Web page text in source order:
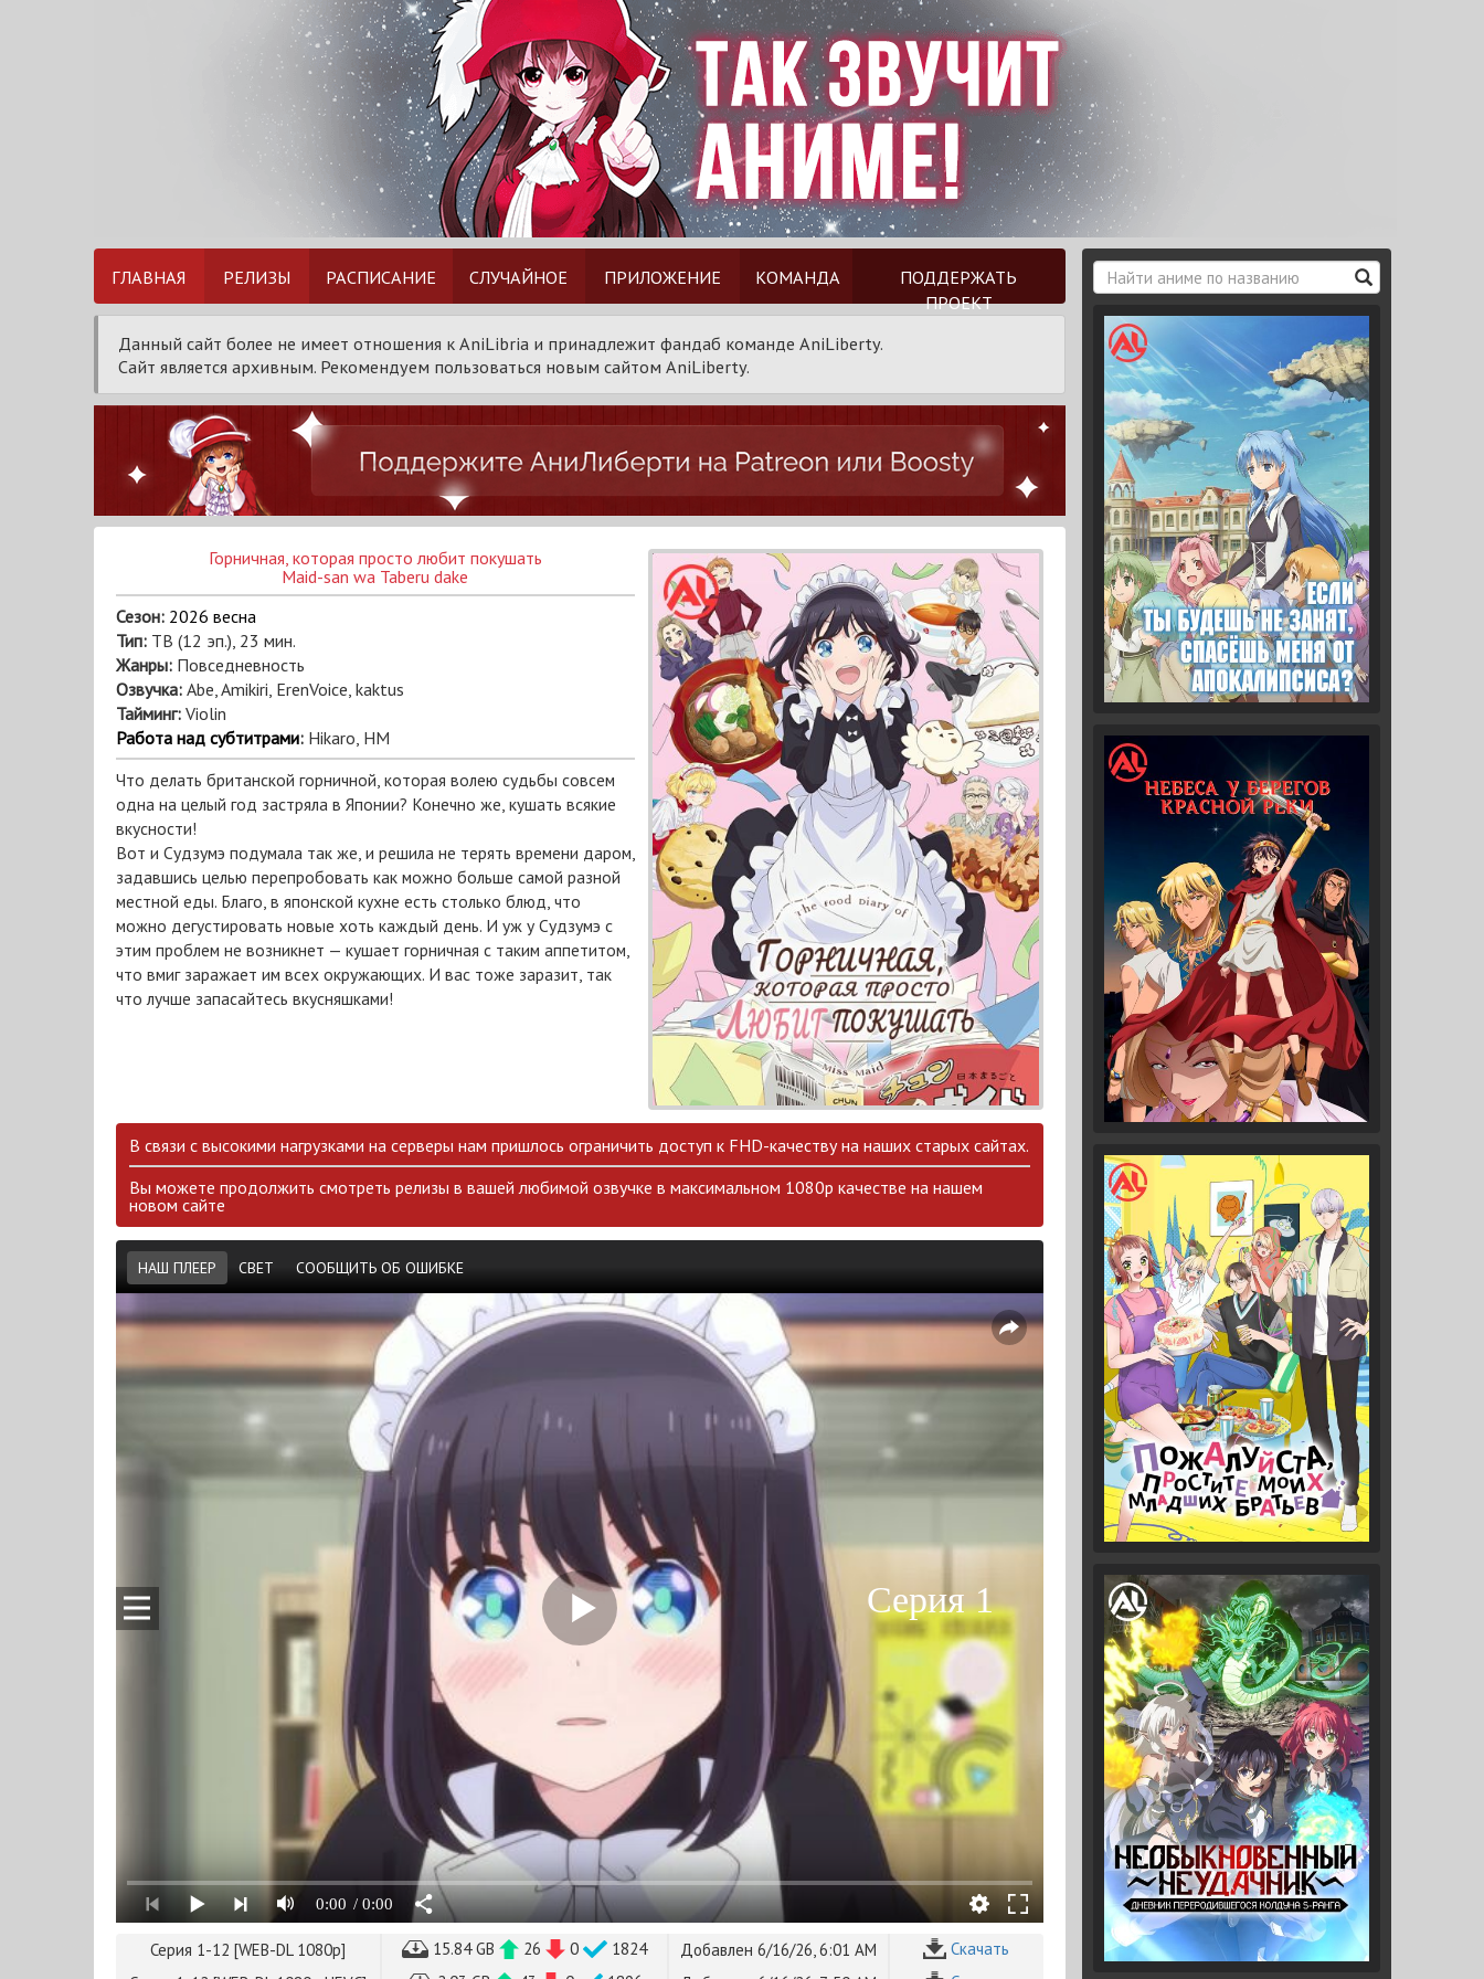
ГЛАВНАЯ РЕЛИЗЫ РАСПИСАНИЕ СЛУЧАЙНОЕ ПРИЛОЖЕНИЕ КОМАНДА
ПОДДЕРЖАТЬ
ПРОЕКТ
Данный сайт более не имеет отношения к AniLibria и принадлежит фандаб команде AniLiberty.
Сайт является архивным. Рекомендуем пользоваться новым сайтом AniLiberty.
Горничная, которая просто любит покушать
Maid-san wa Taberu dake
Сезон: 2026 весна
Тип:ТВ (12 эп.), 23 мин.
Жанры:Повседневность
Озвучка:Abe, Amikiri, ErenVoice, kaktus
Тайминг:Violin
Работа над субтитрами:Hikaro, HM
Что делать британской горничной, которая волею судьбы совсем
одна на целый год застряла в Японии? Конечно же, кушать всякие
вкусности!
Вот и Судзумэ подумала так же, и решила не терять времени даром,
задавшись целью перепробовать как можно больше самой разной
местной еды. Благо, в японской кухне есть столько блюд, что
можно дегустировать новые хоть каждый день. И уж у Судзумэ с
этим проблем не возникнет — кушает горничная с таким аппетитом,
что вмиг заражает им всех окружающих. И вас тоже заразит, так
что лучше запасайтесь вкусняшками!
В связи с высокими нагрузками на серверы нам пришлось ограничить доступ к FHD-качеству на наших старых сайтах.
Вы можете продолжить смотреть релизы в вашей любимой озвучке в максимальном 1080p качестве на нашем
новом сайте
НАШ ПЛЕЕР СВЕТ СООБЩИТЬ ОБ ОШИБКЕ
Серия 1
0:00 / 0:00
Серия 1-12 [WEB-DL 1080p] 15.84 GB 26 0 1824 Добавлен 6/16/26, 6:01 AM
Cкачать